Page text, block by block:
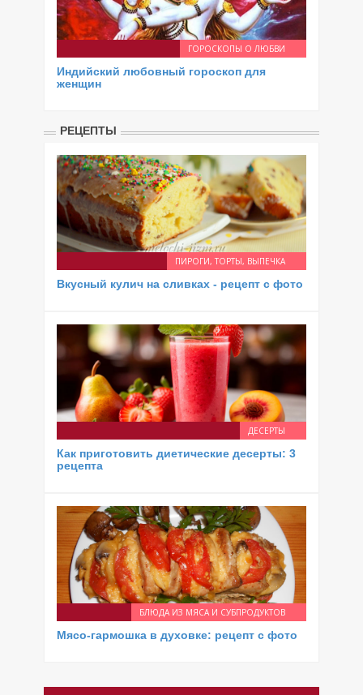
ГОРОСКОПЫ О ЛЮБВИ
Индийский любовный гороскоп для
женщин
РЕЦЕПТЫ
ПИРОГИ, ТОРТЫ, ВЫПЕЧКА
Вкусный кулич на сливках - рецепт с фото
ДЕСЕРТЫ
Как приготовить диетические десерты: 3
рецепта
БЛЮДА ИЗ МЯСА И СУБПРОДУКТОВ
Мясо-гармошка в духовке: рецепт с фото